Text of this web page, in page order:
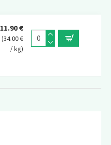
11.90 €
(34.00 €
/ kg)